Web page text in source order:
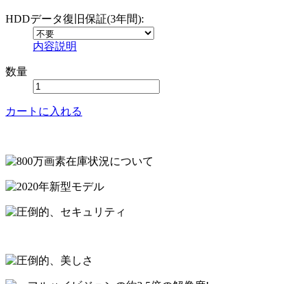
HDDデータ復旧保証(3年間):
内容説明
数量
カートに入れる